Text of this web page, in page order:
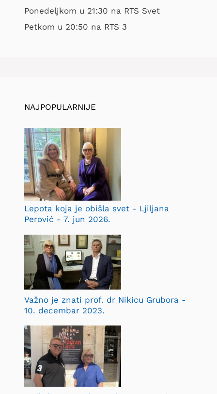
Ponedeljkom u 21:30 na RTS Svet
Petkom u 20:50 na RTS 3
NAJPOPULARNIJE
Lepota koja je obišla svet - Ljiljana
Perović - 7. jun 2026.
Važno je znati prof. dr Nikicu Grubora -
10. decembar 2023.